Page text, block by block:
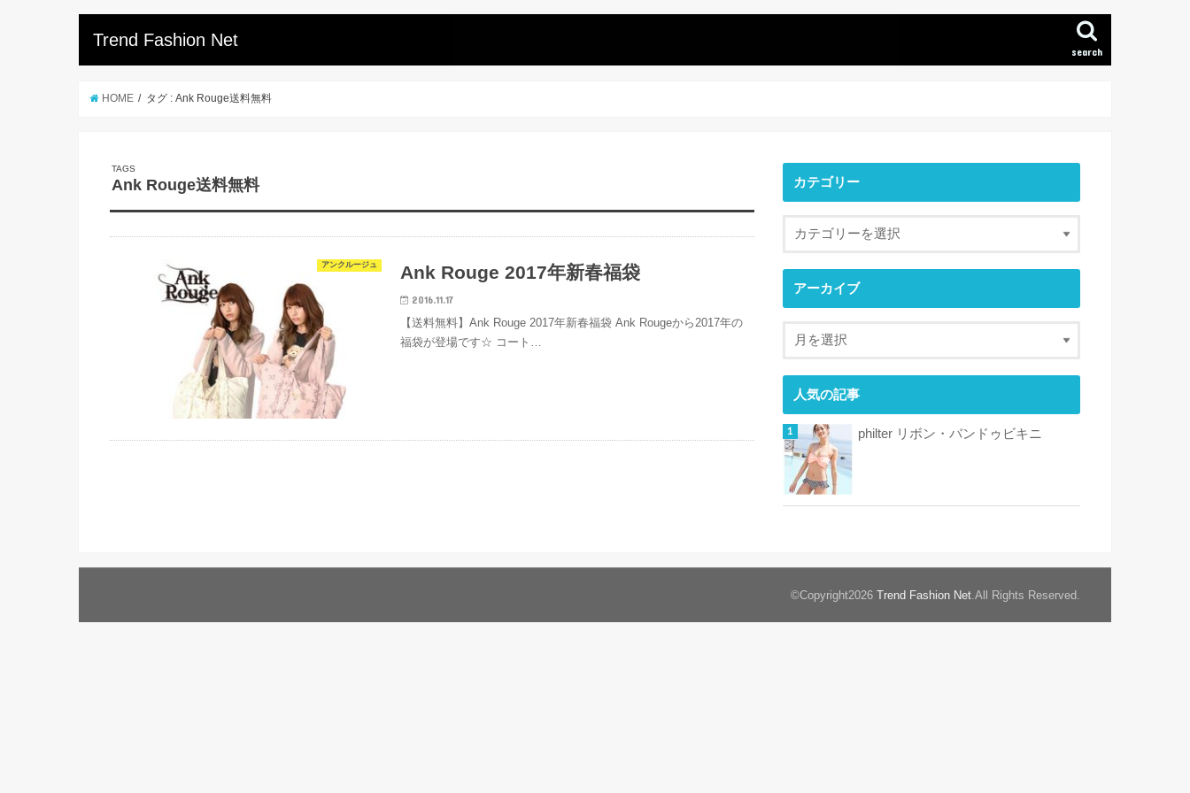
Trend Fashion Net
search
HOME タグ : Ank Rouge送料無料
Ank Rouge送料無料
アンクルージュ Ank Rouge 2017年新春福袋
2016.11.17
【送料無料】Ank Rouge 2017年新春福袋 Ank Rougeから2017年の
福袋が登場です☆ コート…
カテゴリー
アーカイブ
人気の記事
philter リボン・バンドゥビキニ
©Copyright2026 Trend Fashion Net .All Rights Reserved.